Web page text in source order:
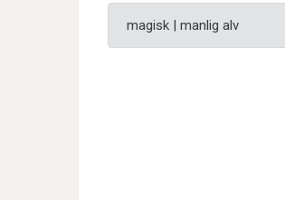
magisk | manlig alv